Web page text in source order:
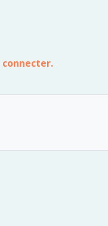
connecter.